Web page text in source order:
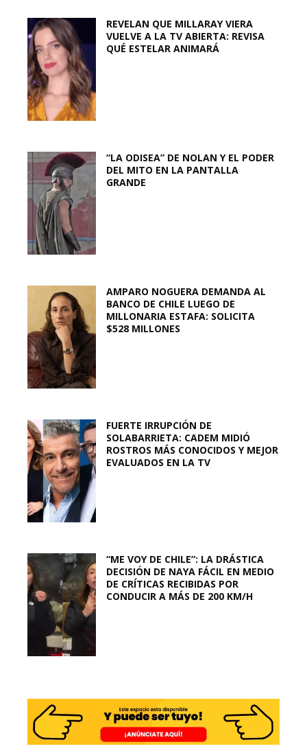
REVELAN QUE MILLARAY VIERA
VUELVE A LA TV ABIERTA: REVISA
QUÉ ESTELAR ANIMARÁ
“LA ODISEA” DE NOLAN Y EL PODER
DEL MITO EN LA PANTALLA
GRANDE
AMPARO NOGUERA DEMANDA AL
BANCO DE CHILE LUEGO DE
MILLONARIA ESTAFA: SOLICITA
$528 MILLONES
FUERTE IRRUPCIÓN DE
SOLABARRIETA: CADEM MIDIÓ
ROSTROS MÁS CONOCIDOS Y MEJOR
EVALUADOS EN LA TV
“ME VOY DE CHILE”: LA DRÁSTICA
DECISIÓN DE NAYA FÁCIL EN MEDIO
DE CRÍTICAS RECIBIDAS POR
CONDUCIR A MÁS DE 200 KM/H